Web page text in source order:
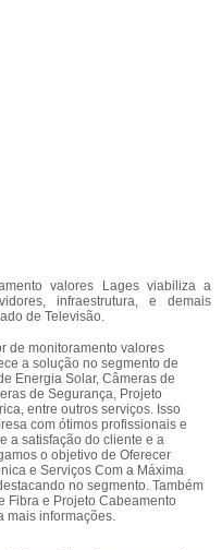
valores Lages viabiliza a
infraestrutura, e demais
de Televisão.
de monitoramento valores
a solução no segmento de
Energia Solar, Câmeras de
de Segurança, Projeto
entre outros serviços. Isso
com ótimos profissionais e
a satisfação do cliente e a
o objetivo de Oferecer
e Serviços Com a Máxima
no segmento. Também
Fibra e Projeto Cabeamento
mais informações.